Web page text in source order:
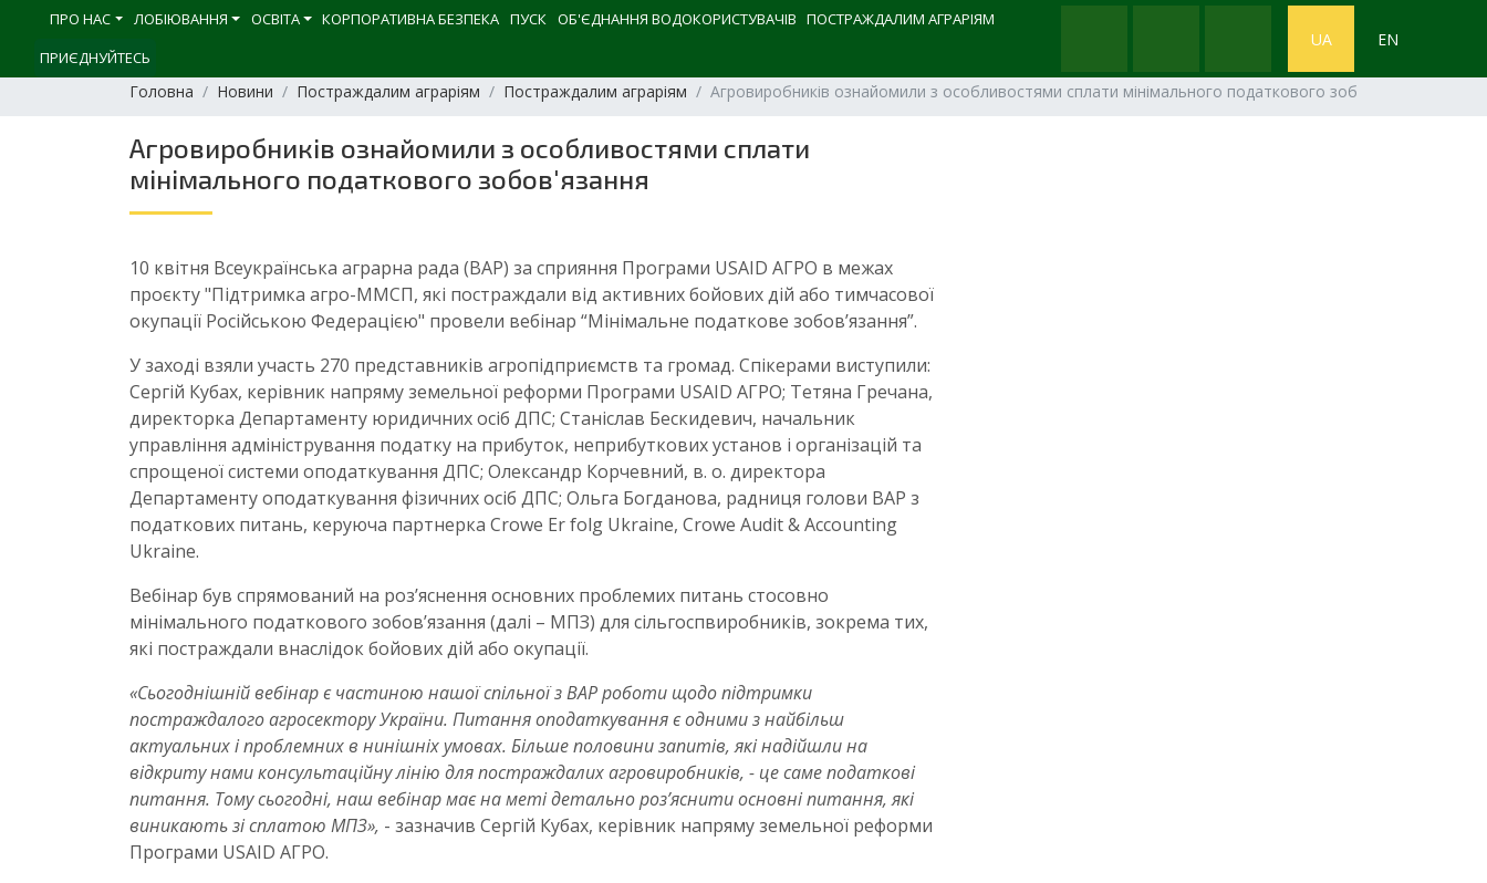
ПРО НАС ЛОБІЮВАННЯ ОСВІТА КОРПОРАТИВНА БЕЗПЕКА ПУСК ОБ'ЄДНАННЯ ВОДОКОРИСТУВАЧІВ ПОСТРАЖДАЛИМ АГРАРІЯМ
ПРИЄДНУЙТЕСЬ
UA EN
Головна Новини Постраждалим аграріям Постраждалим аграріям Агровиробників ознайомили з особливостями сплати мінімального податкового зобов'язання
Агровиробників ознайомили з особливостями сплати
мінімального податкового зобов'язання
10 квітня Всеукраїнська аграрна рада (ВАР) за сприяння Програми USAID АГРО в межах
проєкту "Підтримка агро-ММСП, які постраждали від активних бойових дій або тимчасової
окупації Російською Федерацією" провели вебінар “Мінімальне податкове зобов’язання”.
У заході взяли участь 270 представників агропідприємств та громад. Спікерами виступили:
Сергій Кубах, керівник напряму земельної реформи Програми USAID АГРО; Тетяна Гречана,
директорка Департаменту юридичних осіб ДПС; Станіслав Бескидевич, начальник
управління адміністрування податку на прибуток, неприбуткових установ і організацій та
спрощеної системи оподаткування ДПС; Олександр Корчевний, в. о. директора
Департаменту оподаткування фізичних осіб ДПС; Ольга Богданова, радниця голови ВАР з
податкових питань, керуюча партнерка Crowe Er folg Ukraine, Crowe Audit & Accounting
Ukraine.
Вебінар був спрямований на роз’яснення основних проблемих питань стосовно
мінімального податкового зобов’язання (далі – МПЗ) для сільгоспвиробників, зокрема тих,
які постраждали внаслідок бойових дій або окупації.
«Сьогоднішній вебінар є частиною нашої спільної з ВАР роботи щодо підтримки
постраждалого агросектору України. Питання оподаткування є одними з найбільш
актуальних і проблемних в нинішніх умовах. Більше половини запитів, які надійшли на
відкриту нами консультаційну лінію для постраждалих агровиробників, - це саме податкові
питання. Тому сьогодні, наш вебінар має на меті детально роз’яснити основні питання, які
виникають зі сплатою МПЗ», - зазначив Сергій Кубах, керівник напряму земельної реформи
Програми USAID АГРО.